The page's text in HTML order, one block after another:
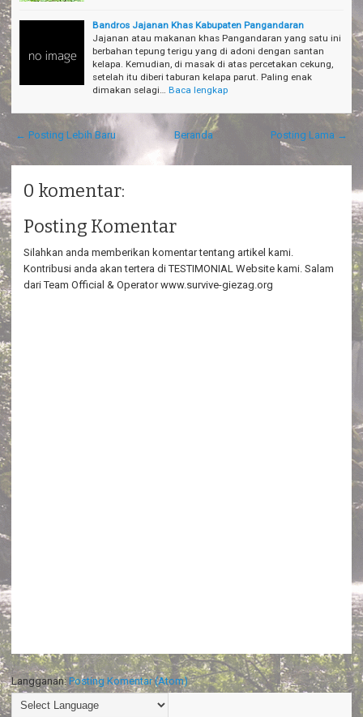
Bandros Jajanan Khas Kabupaten Pangandaran
Jajanan atau makanan khas Pangandaran yang satu ini
berbahan tepung terigu yang di adoni dengan santan
kelapa. Kemudian, di masak di atas percetakan cekung,
setelah itu diberi taburan kelapa parut. Paling enak
dimakan selagi…
Baca lengkap
← Posting Lebih Baru Posting Lama →
Beranda
0 komentar:
Posting Komentar
Silahkan anda memberikan komentar tentang artikel kami.
Kontribusi anda akan tertera di TESTIMONIAL Website kami. Salam
dari Team Official & Operator www.survive-giezag.org
Langganan:Posting Komentar (Atom)